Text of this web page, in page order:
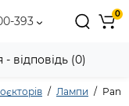
393
0
Лампи
відповідь (0)